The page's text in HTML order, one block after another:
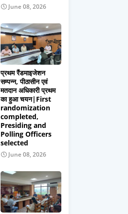
June 08, 2026
प्रथम रैंडमाइजेशन
सम्पन्न, पीठासीन एवं
मतदान अधिकारी प्रथम
का हुआ चयन|First
randomization
completed,
Presiding and
Polling Officers
selected
June 08, 2026